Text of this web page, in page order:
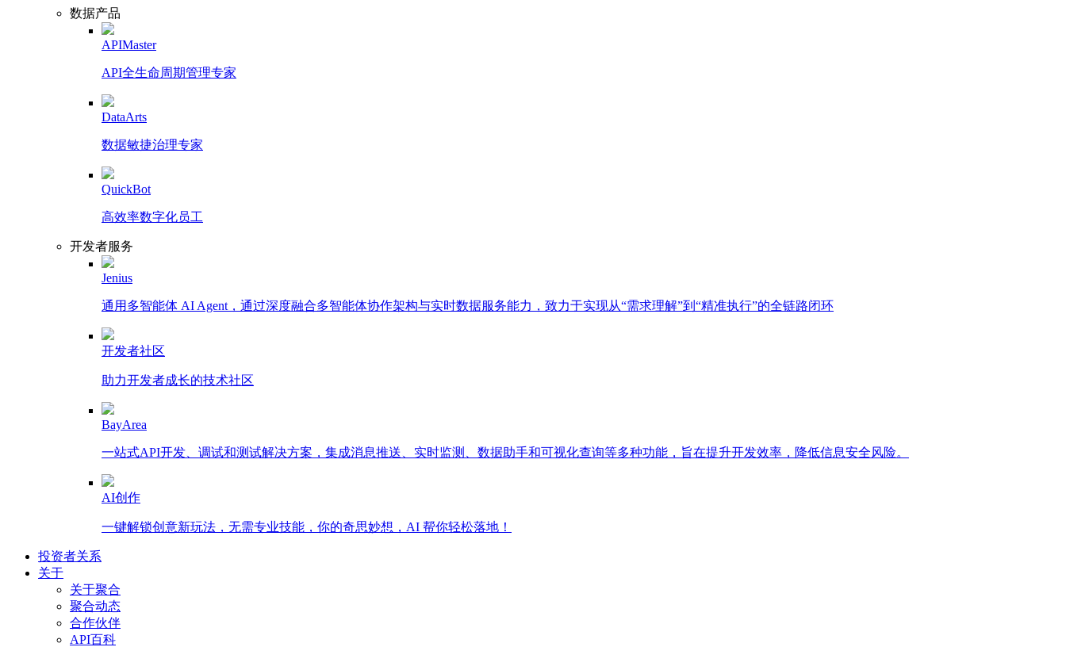
数据产品
APIMaster
API全生命周期管理专家
DataArts
数据敏捷治理专家
QuickBot
高效率数字化员工
开发者服务
Jenius
通用多智能体 AI Agent，通过深度融合多智能体协作架构与实时数据服务能力，致力于实现从“需求理解”到“精准执行”的全链路闭环
开发者社区
助力开发者成长的技术社区
BayArea
一站式API开发、调试和测试解决方案，集成消息推送、实时监测、数据助手和可视化查询等多种功能，旨在提升开发效率，降低信息安全风险。
AI创作
一键解锁创意新玩法，无需专业技能，你的奇思妙想，AI 帮你轻松落地！
投资者关系
关于
关于聚合
聚合动态
合作伙伴
API百科